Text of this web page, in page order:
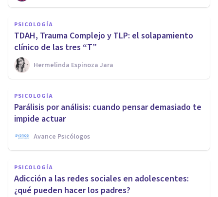
PSICOLOGÍA
TDAH, Trauma Complejo y TLP: el solapamiento
clínico de las tres “T”
Hermelinda Espinoza Jara
PSICOLOGÍA
Parálisis por análisis: cuando pensar demasiado te
impide actuar
Avance Psicólogos
PSICOLOGÍA
Adicción a las redes sociales en adolescentes:
¿qué pueden hacer los padres?